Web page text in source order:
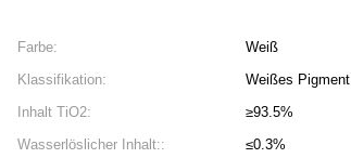
Farbe:
Weiß
Klassifikation:
Weißes Pigment
Inhalt TiO2:
≥93.5%
Wasserlöslicher Inhalt::
≤0.3%